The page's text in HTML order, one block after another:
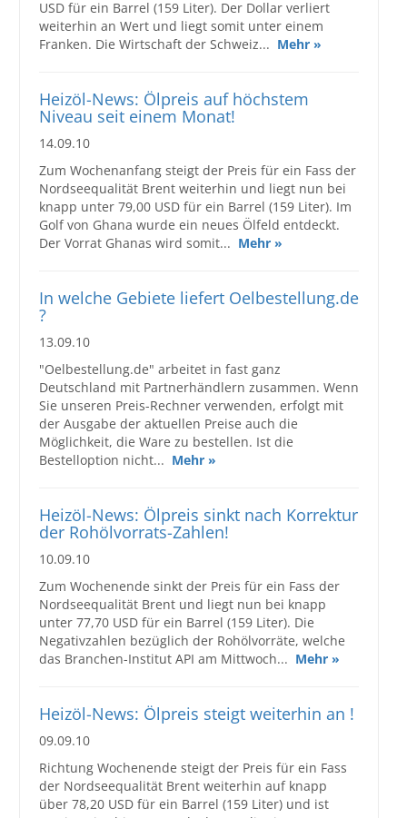
USD für ein Barrel (159 Liter). Der Dollar verliert
weiterhin an Wert und liegt somit unter einem
Franken. Die Wirtschaft der Schweiz... Mehr »
Heizöl-News: Ölpreis auf höchstem
Niveau seit einem Monat!
14.09.10
Zum Wochenanfang steigt der Preis für ein Fass der
Nordseequalität Brent weiterhin und liegt nun bei
knapp unter 79,00 USD für ein Barrel (159 Liter). Im
Golf von Ghana wurde ein neues Ölfeld entdeckt.
Der Vorrat Ghanas wird somit... Mehr »
In welche Gebiete liefert Oelbestellung.de
?
13.09.10
"Oelbestellung.de" arbeitet in fast ganz
Deutschland mit Partnerhändlern zusammen. Wenn
Sie unseren Preis-Rechner verwenden, erfolgt mit
der Ausgabe der aktuellen Preise auch die
Möglichkeit, die Ware zu bestellen. Ist die
Bestelloption nicht... Mehr »
Heizöl-News: Ölpreis sinkt nach Korrektur
der Rohölvorrats-Zahlen!
10.09.10
Zum Wochenende sinkt der Preis für ein Fass der
Nordseequalität Brent und liegt nun bei knapp
unter 77,70 USD für ein Barrel (159 Liter). Die
Negativzahlen bezüglich der Rohölvorräte, welche
das Branchen-Institut API am Mittwoch... Mehr »
Heizöl-News: Ölpreis steigt weiterhin an !
09.09.10
Richtung Wochenende steigt der Preis für ein Fass
der Nordseequalität Brent weiterhin auf knapp
über 78,20 USD für ein Barrel (159 Liter) und ist